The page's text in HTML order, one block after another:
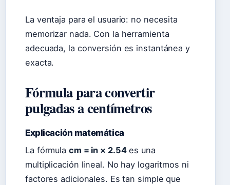
La ventaja para el usuario: no necesita
memorizar nada. Con la herramienta
adecuada, la conversión es instantánea y
exacta.
Fórmula para convertir
pulgadas a centímetros
Explicación matemática
La fórmula cm = in × 2.54es una
multiplicación lineal. No hay logaritmos ni
factores adicionales. Es tan simple que